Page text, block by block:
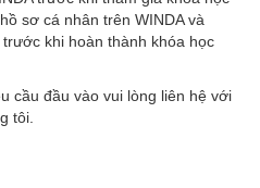
sơ cá nhân trên WINDA và
khi hoàn thành khóa học
cầu đầu vào vui lòng liên hệ với
tôi.